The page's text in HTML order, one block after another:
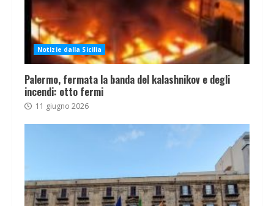
Notizie dalla Sicilia
Palermo, fermata la banda del kalashnikov e degli
incendi: otto fermi
11 giugno 2026